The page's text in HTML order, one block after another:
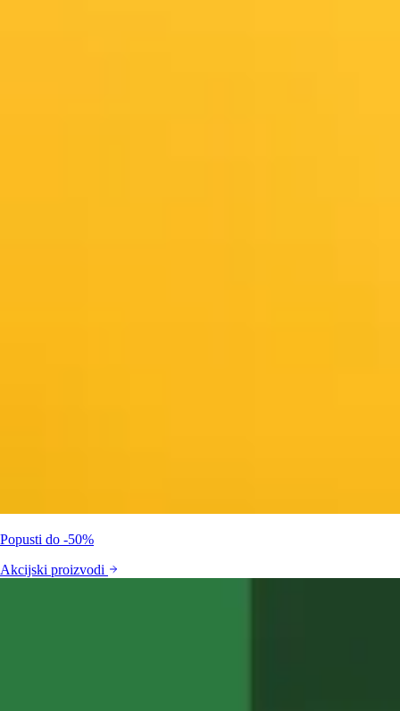
Popusti do -50%
Akcijski proizvodi